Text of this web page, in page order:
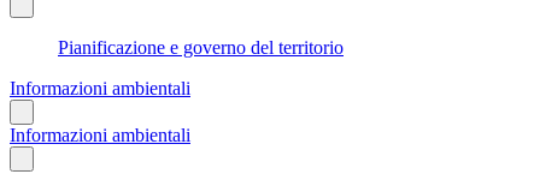
Pianificazione e governo del territorio
Informazioni ambientali
Informazioni ambientali